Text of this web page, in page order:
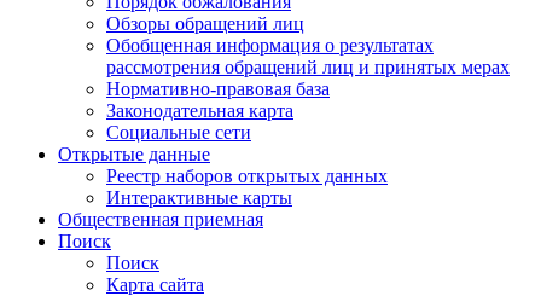
Обзоры обращений лиц
Обобщенная информация о результатах
рассмотрения обращений лиц и принятых мерах
Нормативно-правовая база
Законодательная карта
Социальные сети
Открытые данные
Реестр наборов открытых данных
Интерактивные карты
Общественная приемная
Поиск
Поиск
Карта сайта